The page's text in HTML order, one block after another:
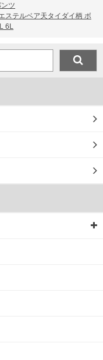
ツ
ステルベア天タイダイ柄 ボ
6L